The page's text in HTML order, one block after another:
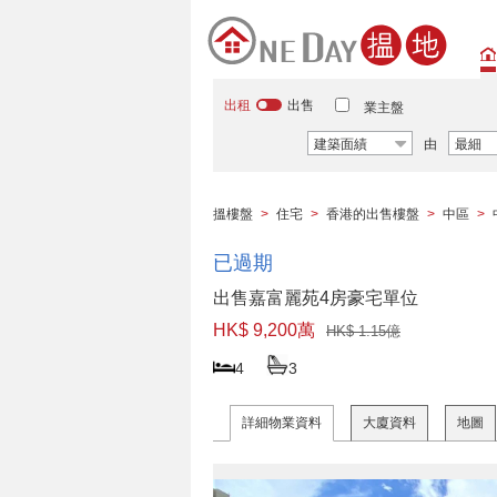
出租 出售 業主盤
建築面績 由 最細
搵樓盤 > 住宅 > 香港的出售樓盤 > 中區 >
已過期
出售嘉富麗苑4房豪宅單位
HK$ 9,200萬
HK$ 1.15億
4 3
詳細物業資料 大廈資料 地圖